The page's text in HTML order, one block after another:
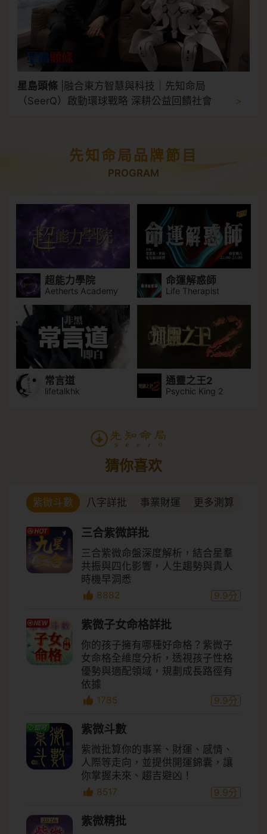
星島頭條| 融合東方智慧與科技｜先知命局
（SeerQ）啟動環球戰略 深耕公益回饋社會
>
先知命局品牌節目
PROGRAM
超能力學院
Aetherts Academy
命運解惑師
Life Therapist
常言道
lifetalkhk
通靈之王2
Psychic King 2
猜你喜欢
紫微斗數 八字詳批 事業財運 更多測算
三合紫微詳批
三合紫微命盤深度解析，結合星羣
共振與四化影響，人生趨勢與貴人
時機早洞悉
8882 9.9分
紫微子女命格詳批
你的孩子擁有哪種好命格？紫微子
女命格全維度分析，透視孩子性格
優勢與適配領域，規劃成長路徑有
依據
1785 9.9分
紫微斗數
紫微批算你的事業、財運、感情、
人際等走向，並提供開運錦囊，讓
你掌握未來、趨吉避凶！
8517 9.9分
紫微精批